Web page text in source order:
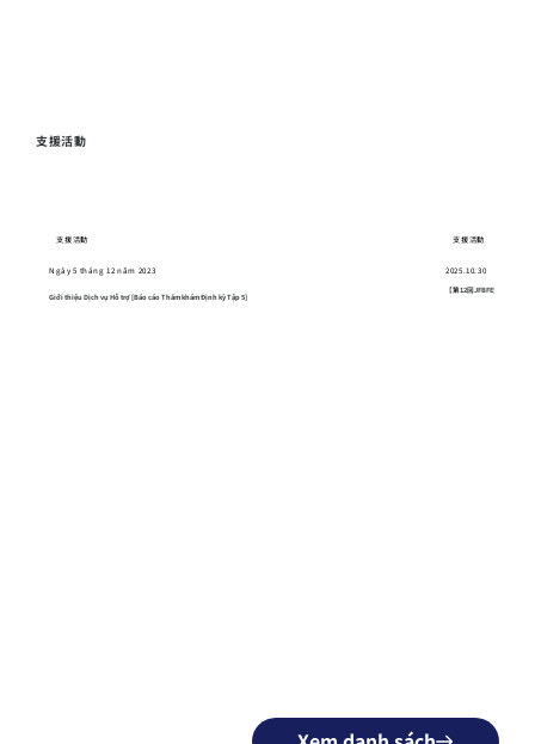
支援活動
支援活動
Ngày 5 tháng 12 năm 2023
Giới thiệu Dịch vụ Hỗ trợ [Báo cáo Thăm khám Định kỳ Tập 5]
支援活動
2025.10.30
【第12回JFBFE交流会】